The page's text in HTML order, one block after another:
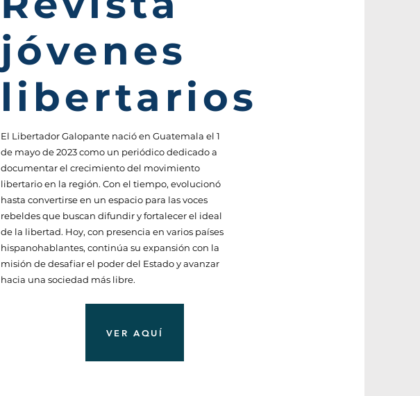
jóvenes
libertarios
​El Libertador Galopante nació en Guatemala el 1
de mayo de 2023 como un periódico dedicado a
documentar el crecimiento del movimiento
libertario en la región. Con el tiempo, evolucionó
hasta convertirse en un espacio para las voces
rebeldes que buscan difundir y fortalecer el ideal
de la libertad. Hoy, con presencia en varios países
hispanohablantes, continúa su expansión con la
misión de desafiar el poder del Estado y avanzar
hacia una sociedad más libre.
VER AQUÍ